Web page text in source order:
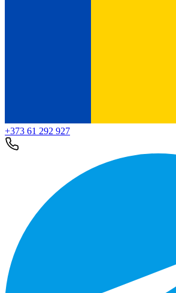
+373 61 292 927